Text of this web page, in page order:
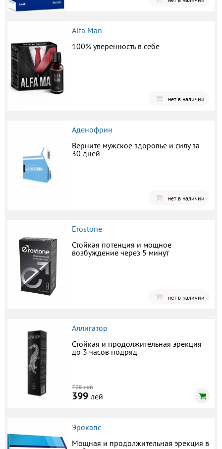
Alfa Man
100% уверенность в себе
нет в наличии
Аденофрин
Верните мужское здоровье и силу за
30 дней
нет в наличии
Erostone
Стойкая потенция и мощное
возбуждение через 5 минут
нет в наличии
Аллигатор
Стойкая и продолжительная эрекция
до 3 часов подряд
798 лей
399 лей
Эрокапс
Мощная и продолжительная эрекция в